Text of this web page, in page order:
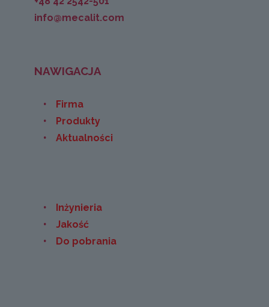
info@mecalit.com
NAWIGACJA
Firma
Produkty
Aktualności
Inżynieria
Jakość
Do pobrania